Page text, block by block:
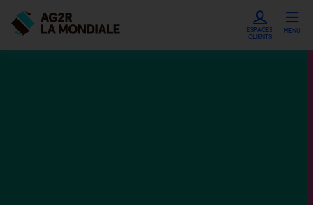
ESPACES
CLIENTS
MENU